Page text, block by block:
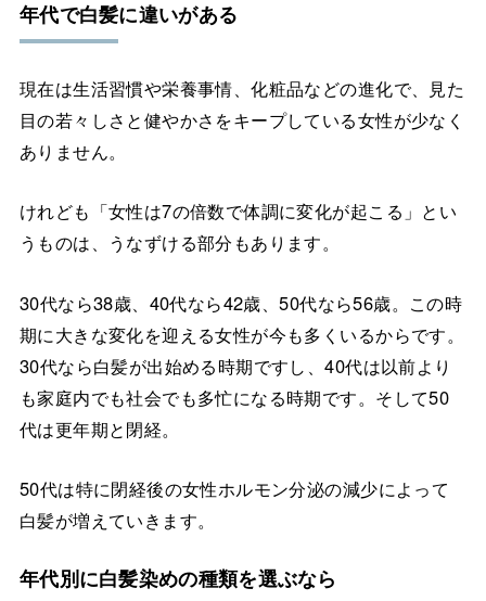
年代で白髪に違いがある
現在は生活習慣や栄養事情、化粧品などの進化で、見た
目の若々しさと健やかさをキープしている女性が少なく
ありません。
けれども「女性は7の倍数で体調に変化が起こる」とい
うものは、うなずける部分もあります。
30代なら38歳、40代なら42歳、50代なら56歳。この時
期に大きな変化を迎える女性が今も多くいるからです。
30代なら白髪が出始める時期ですし、40代は以前より
も家庭内でも社会でも多忙になる時期です。そして50
代は更年期と閉経。
50代は特に閉経後の女性ホルモン分泌の減少によって
白髪が増えていきます。
年代別に白髪染めの種類を選ぶなら